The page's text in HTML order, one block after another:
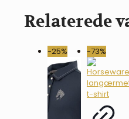
Relaterede
-25% -73%